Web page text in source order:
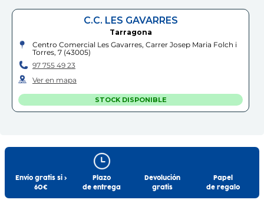
C.C. LES GAVARRES
Tarragona
Centro Comercial Les Gavarres, Carrer Josep Maria Folch i
Torres, 7(43005)
97 755 49 23
Ver en mapa
STOCK DISPONIBLE
Sant Cugat del Vallès
Centro Comercial Sant Cugat, Avinguda de la Via Augusta,
93 589 65 00
Envío gratis si >
60€
Plazo
de entrega
Devolución
gratis
Papel
de regalo